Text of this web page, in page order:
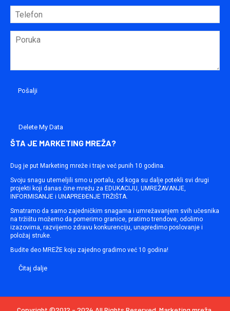
Delete My Data
ŠTA JE MARKETING MREŽA?
Dug je put Marketing mreže i traje već punih 10 godina.
Svoju snagu utemeljili smo u portalu, od koga su dalje potekli svi drugi
projekti koji danas čine mrežu za EDUKACIJU, UMREŽAVANJE,
INFORMISANJE i UNAPREĐENJE TRŽIŠTA.
Smatramo da samo zajedničkim snagama i umrežavanjem svih učesnika
na tržištu možemo da pomerimo granice, pratimo trendove, odolimo
izazovima, razvijemo zdravu konkurenciju, unapredimo poslovanje i
položaj struke.
Budite deo MREŽE koju zajedno gradimo već 10 godina!
Čitaj dalje